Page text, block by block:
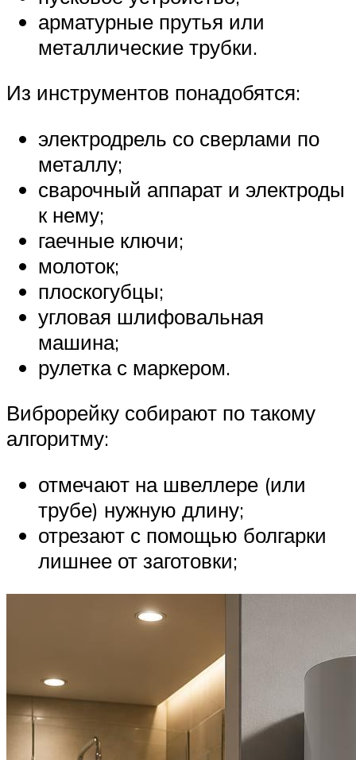
арматурные прутья или
металлические трубки.
Из инструментов понадобятся:
электродрель со сверлами по
металлу;
сварочный аппарат и электроды
к нему;
гаечные ключи;
молоток;
плоскогубцы;
угловая шлифовальная
машина;
рулетка с маркером.
Виброрейку собирают по такому
алгоритму:
отмечают на швеллере (или
трубе) нужную длину;
отрезают с помощью болгарки
лишнее от заготовки;